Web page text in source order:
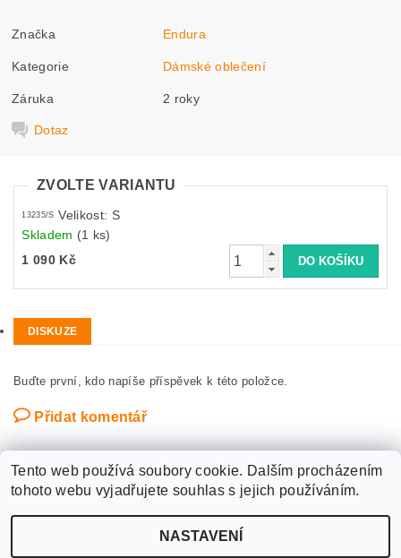
Značka Endura
Kategorie Dámské oblečení
Záruka 2 roky
Dotaz
ZVOLTE VARIANTU
13235/S Velikost: S
Skladem (1 ks)
1 090 Kč
DISKUZE
Buďte první, kdo napíše příspěvek k této položce.
Přidat komentář
WANTED SPORT PARDUBICE , všechna práva vyhrazena
Tento web používá soubory cookie. Dalším procházením
tohoto webu vyjadřujete souhlas s jejich používáním.
NASTAVENÍ